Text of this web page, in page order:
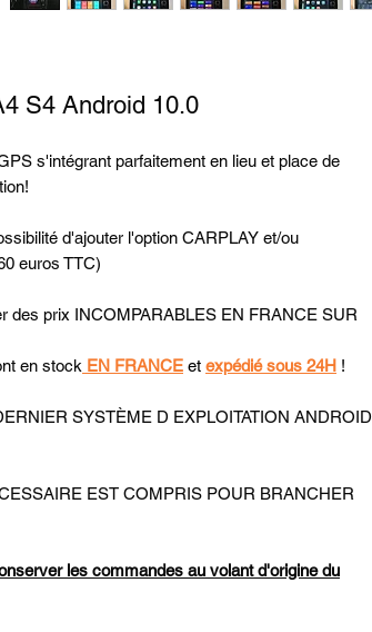
S4 Android 10.0
s'intégrant parfaitement en lieu et place de
d'ajouter l'option CARPLAY et/ou
euros TTC)
des prix INCOMPARABLES EN FRANCE SUR
en stock EN FRANCE et expédié sous 24H !
SYSTÈME D EXPLOITATION ANDROID
EST COMPRIS POUR BRANCHER
les commandes au volant d'origine du